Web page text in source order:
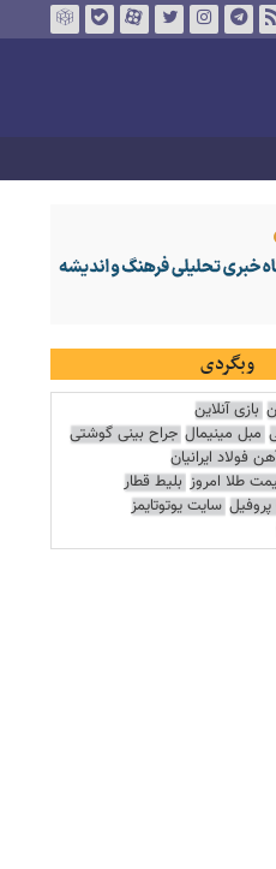
وبگردی
بازی آنلاین
مبل مینیمال جراح بینی گوشتی
فولاد ایرانیان
طلا امروز بلیط قطار
سایت یوتوتایمز